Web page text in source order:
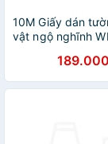
10M Giấy dán
vật ngộ nghĩnh